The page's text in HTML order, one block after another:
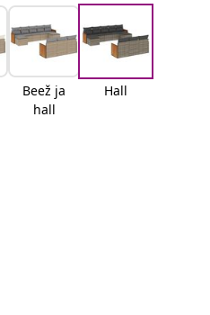
Beež ja
hall
Hall